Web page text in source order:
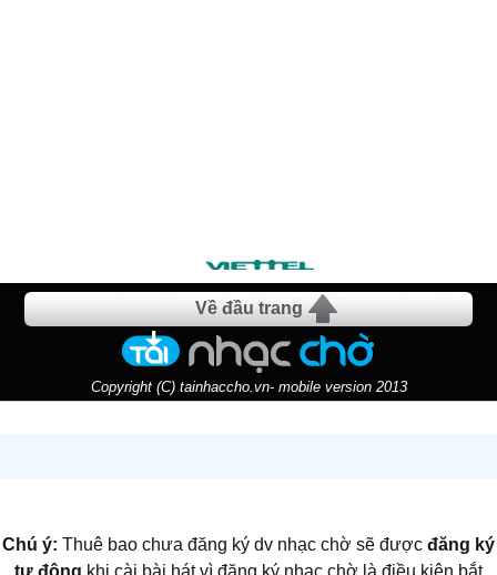
Về đầu trang
Copyright (C) tainhaccho.vn- mobile version 2013
Chú ý: Thuê bao chưa đăng ký dv nhạc chờ sẽ được đăng ký
tự động khi cài bài hát vì đăng ký nhạc chờ là điều kiện bắt